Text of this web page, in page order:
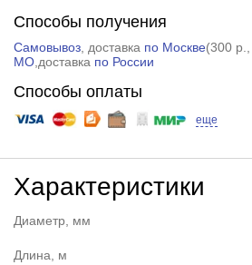
Способы получения
Самовывоз, доставка по Москве(300 р.
МО,доставка по России
Способы оплаты
еще
Характеристики
Диаметр, мм
Длина, м